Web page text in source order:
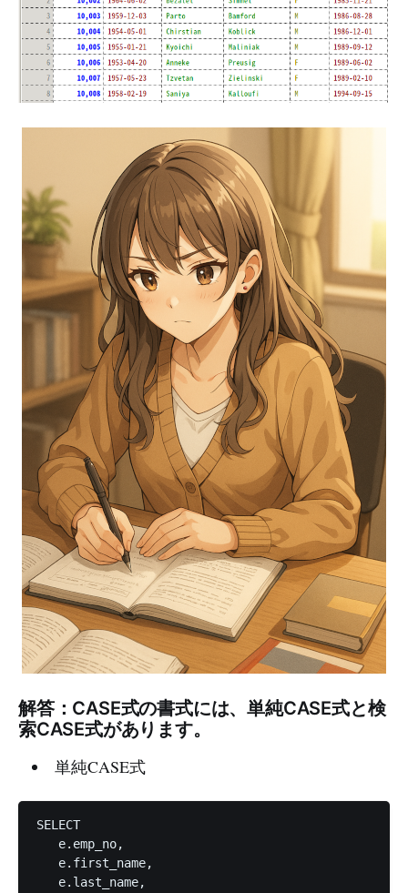
解答：CASE式の書式には、単純CASE式と検
索CASE式があります。
単純CASE式
SELECT
   e.emp_no,
   e.first_name,
   e.last_name,